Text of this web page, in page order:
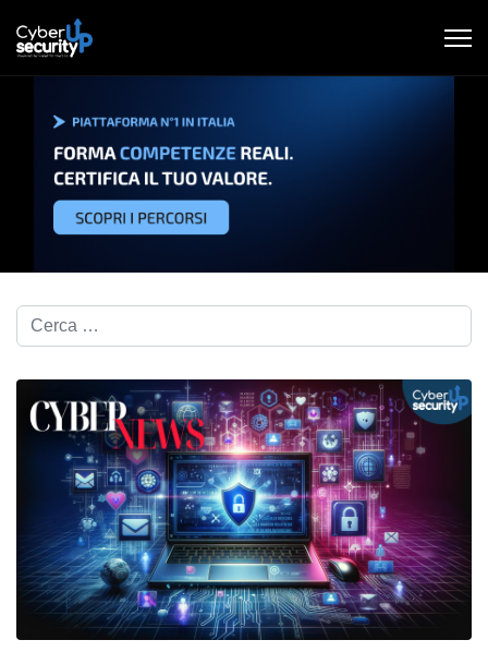
Cerca nel blog...